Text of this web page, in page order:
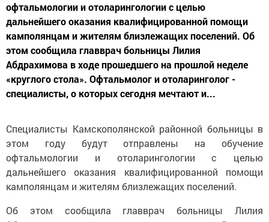
офтальмологии и отоларингологии с целью
дальнейшего оказания квалифицированной помощи
камполянцам и жителям близлежащих поселений. Об
этом сообщила главврач больницы Лилия
Абдрахимова в ходе прошедшего на прошлой неделе
«круглого стола». Офтальмолог и отоларинголог -
специалисты, о которых сегодня мечтают и...
Специалисты Камскополянской районной больницы в
этом году будут отправлены на обучение
офтальмологии и отоларингологии с целью
дальнейшего оказания квалифицированной помощи
камполянцам и жителям близлежащих поселений.
Об этом сообщила главврач больницы Лилия